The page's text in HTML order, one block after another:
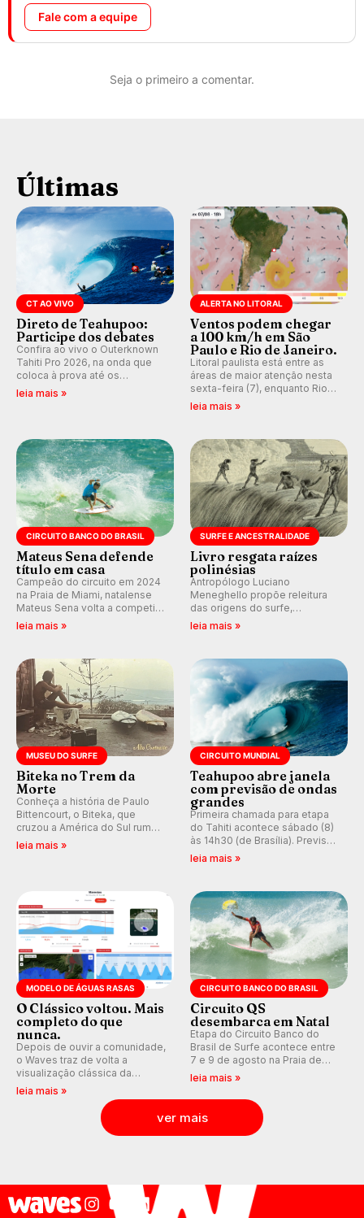
Fale com a equipe
Seja o primeiro a comentar.
Últimas
CT AO VIVO
Direto de Teahupoo:
Participe dos debates
Confira ao vivo o Outerknown
Tahiti Pro 2026, na onda que
coloca à prova até os
melhores surfistas do mundo.
etapas da WSL.
leia mais »
ALERTA NO LITORAL
Ventos podem chegar
a 100 km/h em São
Paulo e Rio de Janeiro.
Litoral paulista está entre as
áreas de maior atenção nesta
sexta-feira (7), enquanto Rio
de Janeiro também recebe
km/h em Itanhaém.
leia mais »
CIRCUITO BANCO DO BRASIL
Mateus Sena defende
título em casa
Campeão do circuito em 2024
na Praia de Miami, natalense
Mateus Sena volta a competir
em casa em busca de manter a
leia mais »
SURFE E ANCESTRALIDADE
Livro resgata raízes
polinésias
Antropólogo Luciano
Meneghello propõe releitura
das origens do surfe,
resgatando a cultura polinésia
prática em esporte e indústria.
leia mais »
MUSEU DO SURFE
Biteka no Trem da
Morte
Conheça a história de Paulo
Bittencourt, o Biteka, que
cruzou a América do Sul rumo
ao Pacífico em uma jornada
leia mais »
CIRCUITO MUNDIAL
Teahupoo abre janela
com previsão de ondas
grandes
Primeira chamada para etapa
do Tahiti acontece sábado (8)
às 14h30 (de Brasília). Previsão
indica swell consistente.
Kelly Slater convidado.
leia mais »
MODELO DE ÁGUAS RASAS
O Clássico voltou. Mais
completo do que
nunca.
Depois de ouvir a comunidade,
o Waves traz de volta a
visualização clássica da
previsão de águas rasas,
agora integrada à nova
plataforma e com previsão das
ondas para até 16 dias.
leia mais »
CIRCUITO BANCO DO BRASIL
Circuito QS
desembarca em Natal
Etapa do Circuito Banco do
Brasil de Surfe acontece entre
7 e 9 de agosto na Praia de
Miami (RN), em disputas
(QS) 4.000 e pela corrida por
vagas no Challenger Series.
leia mais »
ver mais